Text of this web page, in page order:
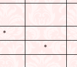
＊
＊